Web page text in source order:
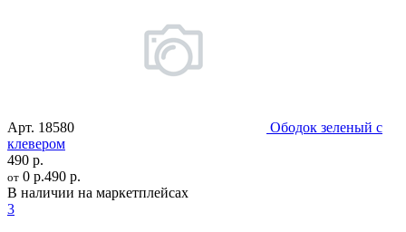
Арт. 18580
Ободок зеленый с
клевером
490 р.
от 0 р.490 р.
В наличии на маркетплейсах
3